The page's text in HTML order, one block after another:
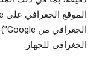
الجغرافي للجهاز.